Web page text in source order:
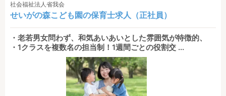
社会福祉法人省我会
せいがの森こども園の保育士求人（正社員）
・老若男女問わず、和気あいあいとした雰囲気が特徴的、
・1クラスを複数名の担当制！1週間ごとの役割交 ...